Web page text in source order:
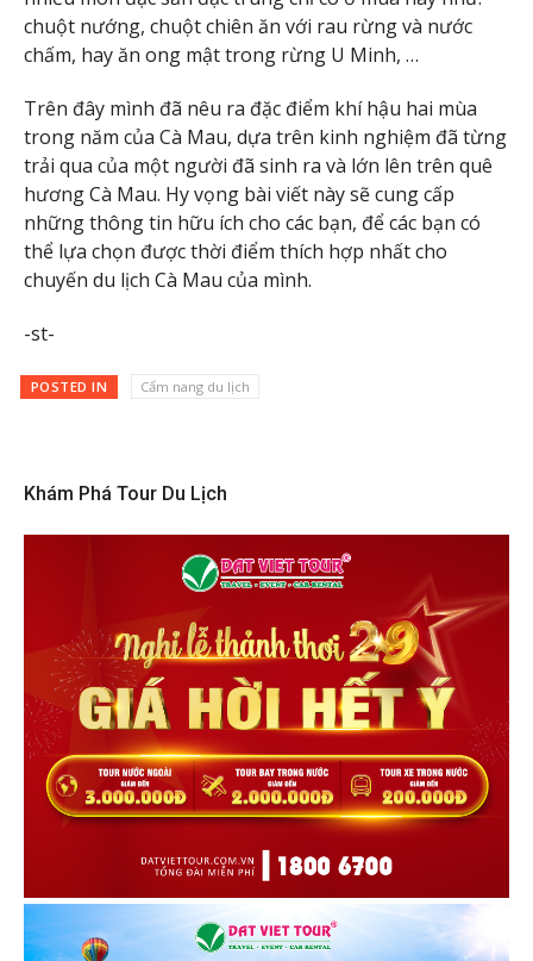
chuột nướng, chuột chiên ăn với rau rừng và nước
chấm, hay ăn ong mật trong rừng U Minh, …
Trên đây mình đã nêu ra đặc điểm khí hậu hai mùa
trong năm của Cà Mau, dựa trên kinh nghiệm đã từng
trải qua của một người đã sinh ra và lớn lên trên quê
hương Cà Mau. Hy vọng bài viết này sẽ cung cấp
những thông tin hữu ích cho các bạn, để các bạn có
thể lựa chọn được thời điểm thích hợp nhất cho
chuyến du lịch Cà Mau của mình.
-st-
POSTED IN Cẩm nang du lịch
Khám Phá Tour Du Lịch